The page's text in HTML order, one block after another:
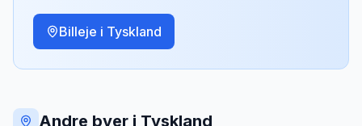
Billeje i Tyskland
Andre byer i Tyskland